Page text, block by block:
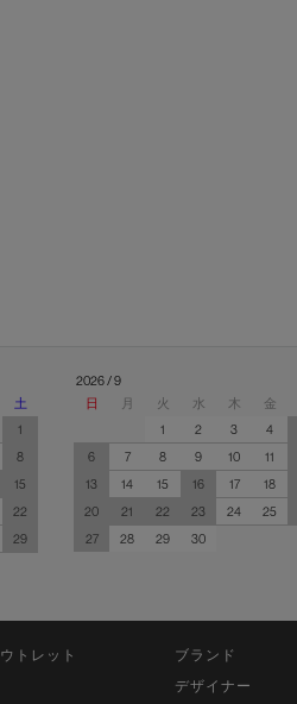
土
1
8
15
22
29
2026 / 9
日
月 火 水 木 金
1
2 3 4
6
7 8 9 10 11
13
14 15 16 17 18
20
21 22 23 24 25
27
28 29 30
トレット
ブランド
デザイナー